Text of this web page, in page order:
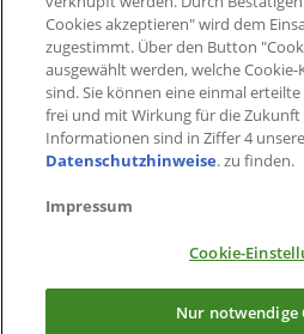
Cookies akzeptieren" wird dem
zugestimmt. Über den Button
ausgewählt werden, welche Cookie-
sind. Sie können eine einmal
frei und mit Wirkung für die
Informationen sind in Ziffer 4
Datenschutzhinweise. zu finden.
Impressum
Cookie-
Nur notwendige
Alle Vorteile immer dabei